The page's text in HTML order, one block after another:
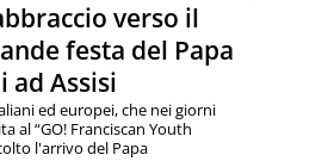
verso il
festa del Papa
ad Assisi
ed europei, che nei giorni
al “GO! Franciscan Youth
l'arrivo del Papa